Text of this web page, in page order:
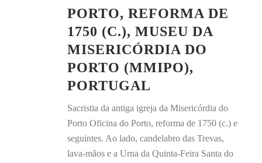
PORTO, REFORMA DE
1750 (C.), MUSEU DA
MISERICÓRDIA DO
PORTO (MMIPO),
PORTUGAL
Sacristia da antiga igreja da Misericórdia do
Porto Oficina do Porto, reforma de 1750 (c.) e
seguintes. Ao lado, candelabro das Trevas,
lava-mãos e a Urna da Quinta-Feira Santa do